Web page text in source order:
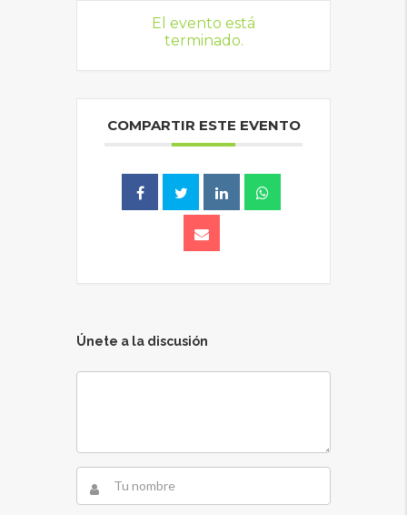
El evento está
terminado.
COMPARTIR ESTE EVENTO
Únete a la discusión